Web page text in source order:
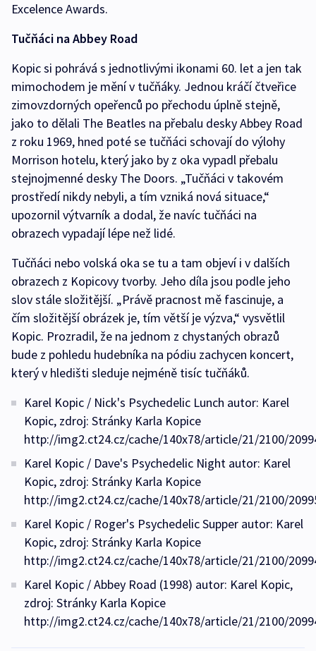
Excelence Awards.
Tučňáci na Abbey Road
Kopic si pohrává s jednotlivými ikonami 60. let a jen tak
mimochodem je mění v tučňáky. Jednou kráčí čtveřice
zimovzdorných opeřenců po přechodu úplně stejně,
jako to dělali The Beatles na přebalu desky Abbey Road
z roku 1969, hned poté se tučňáci schovají do výlohy
Morrison hotelu, který jako by z oka vypadl přebalu
stejnojmenné desky The Doors. „Tučňáci v takovém
prostředí nikdy nebyli, a tím vzniká nová situace,“
upozornil výtvarník a dodal, že navíc tučňáci na
obrazech vypadají lépe než lidé.
Tučňáci nebo volská oka se tu a tam objeví i v dalších
obrazech z Kopicovy tvorby. Jeho díla jsou podle jeho
slov stále složitější. „Právě pracnost mě fascinuje, a
čím složitější obrázek je, tím větší je výzva,“ vysvětlil
Kopic. Prozradil, že na jednom z chystaných obrazů
bude z pohledu hudebníka na pódiu zachycen koncert,
který v hledišti sleduje nejméně tisíc tučňáků.
Karel Kopic / Nick's Psychedelic Lunch autor: Karel
Kopic, zdroj: Stránky Karla Kopice
http://img2.ct24.cz/cache/140x78/article/21/2100/
Karel Kopic / Dave's Psychedelic Night autor: Karel
Kopic, zdroj: Stránky Karla Kopice
http://img2.ct24.cz/cache/140x78/article/21/2100/
Karel Kopic / Roger's Psychedelic Supper autor: Karel
Kopic, zdroj: Stránky Karla Kopice
http://img2.ct24.cz/cache/140x78/article/21/2100/
Karel Kopic / Abbey Road (1998) autor: Karel Kopic,
zdroj: Stránky Karla Kopice
http://img2.ct24.cz/cache/140x78/article/21/2100/